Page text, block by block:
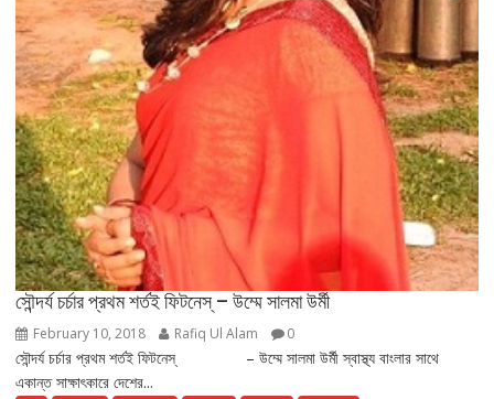
সৌন্দর্য চর্চার প্রথম শর্তই ফিটনেস্ – উম্মে সালমা উর্মী
February 10, 2018 Rafiq Ul Alam 0
সৌন্দর্য চর্চার প্রথম শর্তই ফিটনেস্ – উম্মে সালমা উর্মী স্বাস্থ্য বাংলার সাথে
একান্ত সাক্ষাৎকারে দেশের...